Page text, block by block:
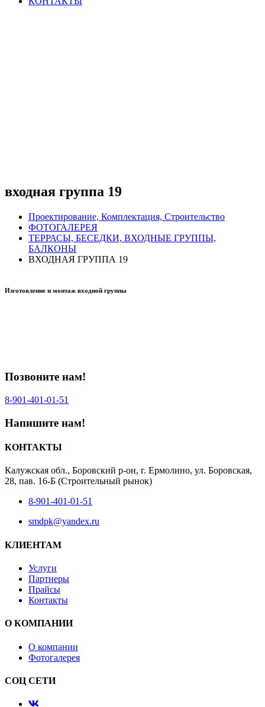
входная группа 19
Проектирование, Комплектация, Строительство
ФОТОГАЛЕРЕЯ
ТЕРРАСЫ, БЕСЕДКИ, ВХОДНЫЕ ГРУППЫ,
БАЛКОНЫ
ВХОДНАЯ ГРУППА 19
Изготовление и монтаж входной группы
Позвоните нам!
8-901-401‑01‑51‬
Напишите нам!
КОНТАКТЫ
Калужская обл., Боровский р-он, г. Ермолино, ул. Боровская,
28, пав. 16-Б (Строительный рынок)
8-901-401-01-51
smdpk@yandex.ru
КЛИЕНТАМ
Услуги
Партнеры
Прайсы
Контакты
О КОМПАНИИ
О компании
Фотогалерея
СОЦ СЕТИ